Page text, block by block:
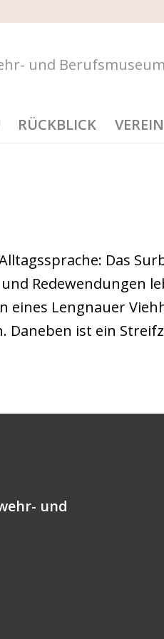
Hauptnavigation
RÜCKBLICK VEREIN
Das
Redewendungen
Lengnauer
Daneben ist ein
und